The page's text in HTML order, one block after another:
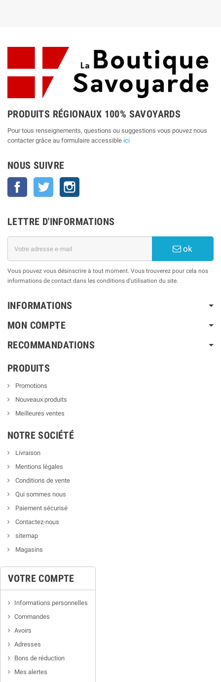
PRODUITS RÉGIONAUX 100% SAVOYARDS
Pour tous renseignements, questions ou suggestions vous pouvez nous
contacter grâce au formulaire accessible ici
NOUS SUIVRE
Facebook Twitter
LETTRE D'INFORMATIONS
ok
Vous pouvez vous désinscrire à tout moment. Vous trouverez pour cela nos
informations de contact dans les conditions d'utilisation du site.
INFORMATIONS
MON COMPTE
RECOMMANDATIONS
PRODUITS
Promotions
Nouveaux produits
Meilleures ventes
NOTRE SOCIÉTÉ
Livraison
Mentions légales
Conditions de vente
Qui sommes nous
Paiement sécurisé
Contactez-nous
sitemap
Magasins
VOTRE COMPTE
Informations personnelles
Commandes
Avoirs
Adresses
Bons de réduction
Mes alertes